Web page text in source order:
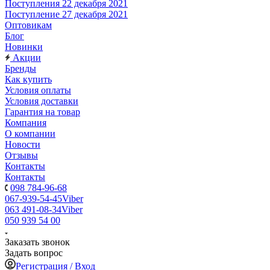
Поступления 22 декабря 2021
Поступление 27 декабря 2021
Оптовикам
Блог
Новинки
Акции
Бренды
Как купить
Условия оплаты
Условия доставки
Гарантия на товар
Компания
О компании
Новости
Отзывы
Контакты
Контакты
098 784-96-68
067-939-54-45Viber
063 491-08-34Viber
050 939 54 00
Заказать звонок
Задать вопрос
Регистрация / Вход